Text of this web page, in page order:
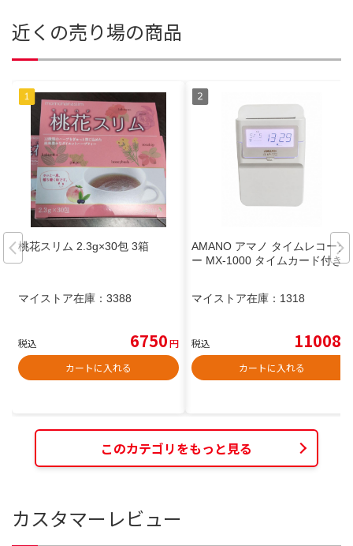
近くの売り場の商品
桃花スリム 2.3g×30包 3箱
マイストア在庫： 3388
税込 6750円
カートに入れる
AMANO アマノ タイムレコーダ
ー MX-1000 タイムカード付き
マイストア在庫： 1318
税込 11008
カートに入れる
このカテゴリをもっと見る
カスタマーレビュー